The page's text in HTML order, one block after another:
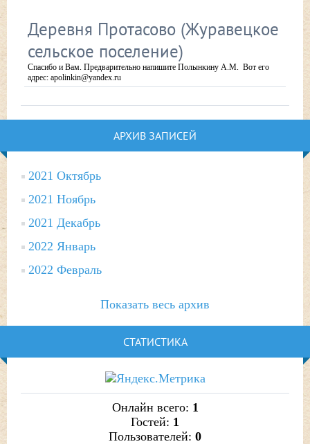
Деревня Протасово (Журавецкое
сельское поселение)
Спасибо и Вам. Предварительно напишите Полынкину А.М. Вот его
адрес: apolinkin@yandex.ru
АРХИВ ЗАПИСЕЙ
2021 Октябрь
2021 Ноябрь
2021 Декабрь
2022 Январь
2022 Февраль
Показать весь архив
СТАТИСТИКА
Онлайн всего: 1
Гостей: 1
Пользователей: 0